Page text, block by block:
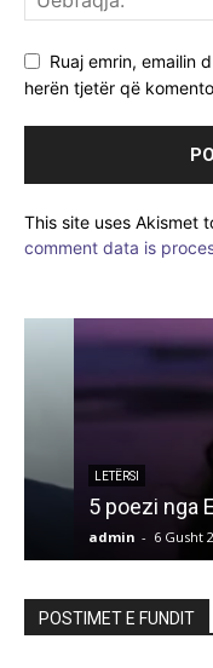
Ruaj emrin, emailin
herën tjetër që
This site uses Akismet
comment data is
5 poezi nga Elife
- 6 Gusht 2026
POSTIMET E FUNDIT